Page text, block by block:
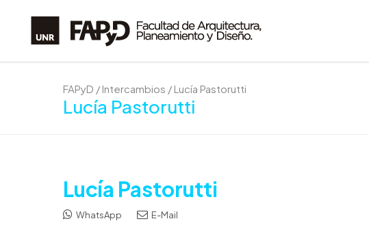
FAPyD / Intercambios / Lucía Pastorutti
Lucía Pastorutti
Lucía Pastorutti
WhatsApp E-Mail